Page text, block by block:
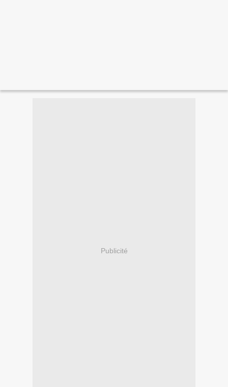
Publicité